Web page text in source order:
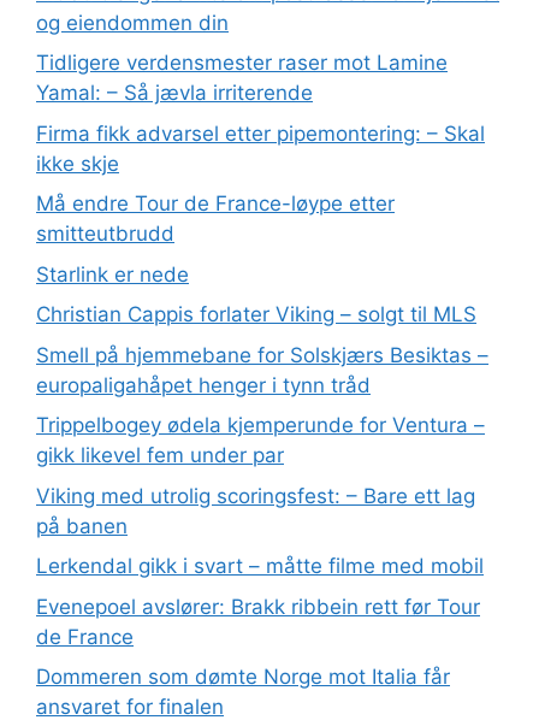
og eiendommen din
Tidligere verdensmester raser mot Lamine
Yamal: – Så jævla irriterende
Firma fikk advarsel etter pipemontering: – Skal
ikke skje
Må endre Tour de France-løype etter
smitteutbrudd
Starlink er nede
Christian Cappis forlater Viking – solgt til MLS
Smell på hjemmebane for Solskjærs Besiktas –
europaligahåpet henger i tynn tråd
Trippelbogey ødela kjemperunde for Ventura –
gikk likevel fem under par
Viking med utrolig scoringsfest: – Bare ett lag
på banen
Lerkendal gikk i svart – måtte filme med mobil
Evenepoel avslører: Brakk ribbein rett før Tour
de France
Dommeren som dømte Norge mot Italia får
ansvaret for finalen